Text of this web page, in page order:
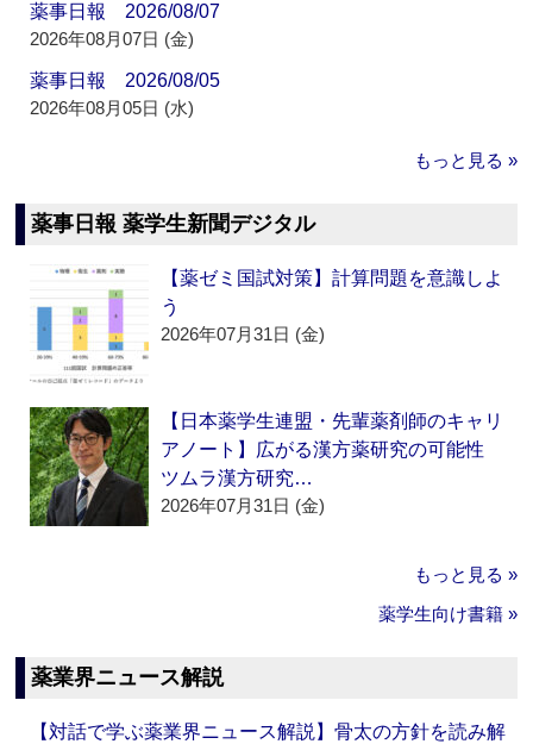
薬事日報 2026/08/07
2026年08月07日 (金)
薬事日報 2026/08/05
2026年08月05日 (水)
もっと見る »
薬事日報 薬学生新聞デジタル
【薬ゼミ国試対策】計算問題を意識しよ
う
2026年07月31日 (金)
【日本薬学生連盟・先輩薬剤師のキャリ
アノート】広がる漢方薬研究の可能性
ツムラ漢方研究…
2026年07月31日 (金)
もっと見る »
薬学生向け書籍 »
薬業界ニュース解説
【対話で学ぶ薬業界ニュース解説】骨太の方針を読み解